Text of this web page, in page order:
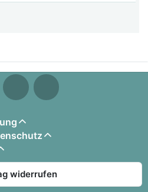
widerrufen